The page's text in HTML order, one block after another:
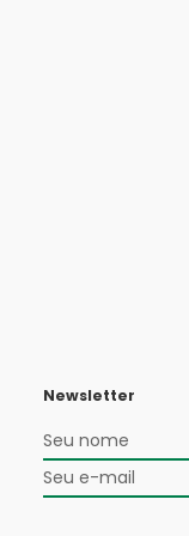
Newsletter